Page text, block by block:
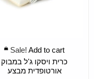
Sale! Add to cart
כרית ויסקו ג'ל במבוק
אורטופדית מבצע